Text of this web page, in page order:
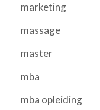
marketing
massage
master
mba
mba opleiding